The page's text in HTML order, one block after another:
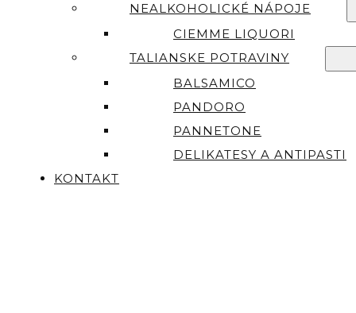
NEALKOHOLICKÉ NÁPOJE
CIEMME LIQUORI
TALIANSKE POTRAVINY
BALSAMICO
PANDORO
PANNETONE
DELIKATESY A ANTIPASTI
KONTAKT